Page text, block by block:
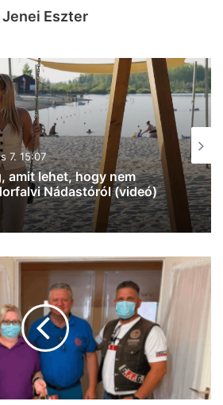
Jenei Eszter
7. 12:27
király már: 60 SZIN-
húz fel a Coca-Cola